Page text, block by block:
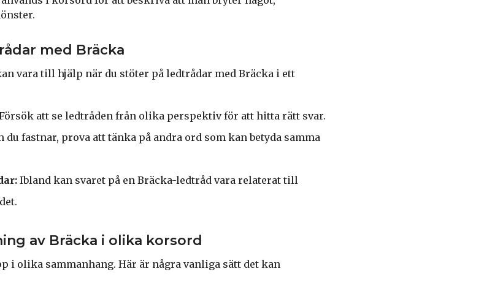
med Bräcka
vara till hjälp när du stöter på ledtrådar med Bräcka i ett
att se ledtråden från olika perspektiv för att hitta rätt svar.
du fastnar, prova att tänka på andra ord som kan betyda samma
Ibland kan svaret på en Bräcka-ledtråd vara relaterat till
av Bräcka i olika korsord
i olika sammanhang. Här är några vanliga sätt det kan